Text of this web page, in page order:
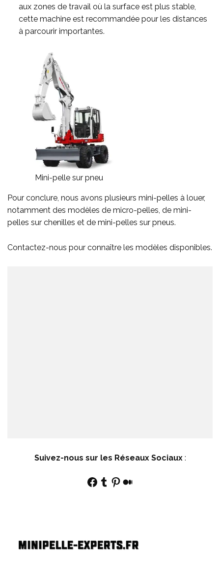
aux zones de travail où la surface est plus stable,
cette machine est recommandée pour les distances
à parcourir importantes.
Mini-pelle sur pneu
Pour conclure, nous avons plusieurs mini-pelles à louer,
notamment des modèles de micro-pelles, de mini-
pelles sur chenilles et de mini-pelles sur pneus.
Contactez-nous pour connaître les modèles disponibles.
Suivez-nous sur les Réseaux Sociaux:
Facebook
Tumblr
Pinterest
Medium